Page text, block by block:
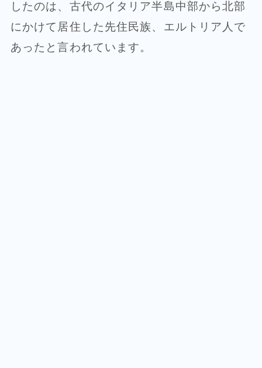
したのは、古代のイタリア半島中部から北部
にかけて居住した先住民族、エルトリア人で
あったと言われています。